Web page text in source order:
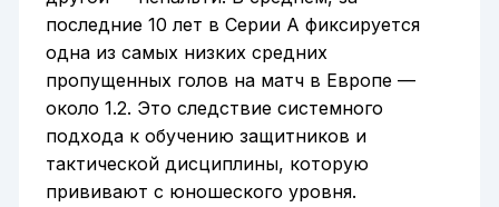
последние 10 лет в Серии А фиксируется
одна из самых низких средних
пропущенных голов на матч в Европе —
около 1.2. Это следствие системного
подхода к обучению защитников и
тактической дисциплины, которую
прививают с юношеского уровня.